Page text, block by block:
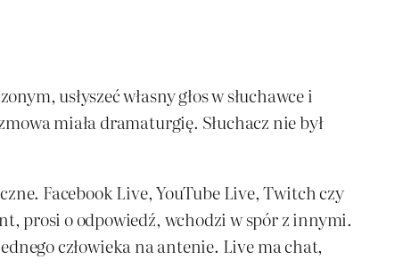
usłyszeć własny głos w słuchawce i
miała dramaturgię. Słuchacz nie był
Facebook Live, YouTube Live, Twitch czy
prosi o odpowiedź, wchodzi w spór z innymi.
człowieka na antenie. Live ma chat,